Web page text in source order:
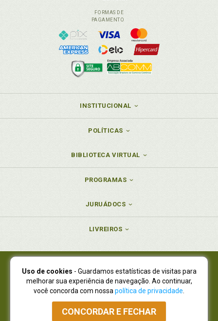
FORMAS DE
PAGAMENTO
INSTITUCIONAL
POLÍTICAS
BIBLIOTECA VIRTUAL
PROGRAMAS
JURUÁDOCS
LIVREIROS
Juruá Editora Ltda., CNPJ 77.535.508/0001-19
Juruá Informática Ltda., CNPJ 01.701.561/0001-80
NOVO ENDEREÇO:R. Flávio Dallegrave, 7665, São Lourenço |
Curitiba - Paraná - CEP 82210-310
Atendimento: (41) 4009-3900|Vendas Atacado: (41) 4009-3939
Uso de cookies - Guardamos estatísticas de visitas para
melhorar sua experiência de navegação. Ao continuar,
você concorda com nossa política de privacidade
CONCORDAR E FECHAR